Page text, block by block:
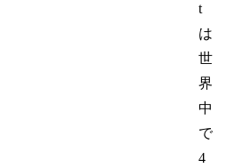
t
は
世
界
中
で
4